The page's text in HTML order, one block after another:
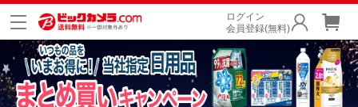
ログイン
会員登録(無料)